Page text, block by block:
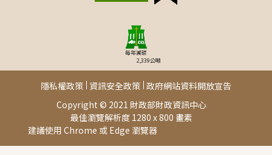
每年減碳
2,339公噸
Copyright © 2021 財政部財政資訊中心
最佳瀏覽解析度 1280 x 800 畫素
建議使用 Chrome 或 Edge 瀏覽器此頁面由[AP03]提供
隱私權政策 資訊安全政策 政府網站資料開放宣告